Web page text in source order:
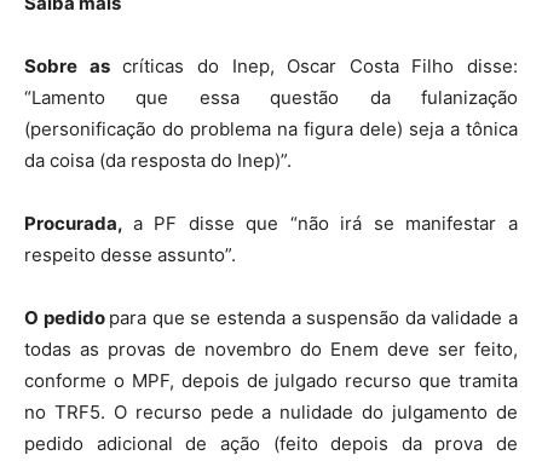
Sobre ascríticas do Inep, Oscar Costa Filho disse:
“Lamento que essa questão da fulanização
(personificação do problema na figura dele) seja a tônica
da coisa (da resposta do Inep)”.
Procurada, a PF disse que “não irá se manifestar a
respeito desse assunto”.
O pedido para que se estenda a suspensão da validade a
todas as provas de novembro do Enem deve ser feito,
conforme o MPF, depois de julgado recurso que tramita
no TRF5. O recurso pede a nulidade do julgamento de
pedido adicional de ação (feito depois da prova de